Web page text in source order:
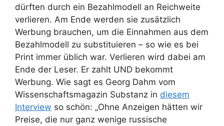
dürften durch ein Bezahlmodell an Reichweite
verlieren. Am Ende werden sie zusätzlich
Werbung brauchen, um die Einnahmen aus dem
Bezahlmodell zu substituieren – so wie es bei
Print immer üblich war. Verlieren wird dabei am
Ende der Leser. Er zahlt UND bekommt
Werbung. Wie sagt es Georg Dahm vom
Wissenschaftsmagazin Substanz in diesem
Interview so schön: „Ohne Anzeigen hätten wir
Preise, die nur ganz wenige russische